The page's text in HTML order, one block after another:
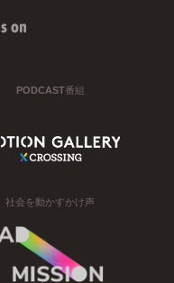
on
PODCAST番組
社会を動かすかけ声